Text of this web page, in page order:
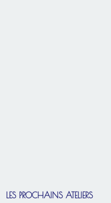
LES PROCHAINS ATELIERS